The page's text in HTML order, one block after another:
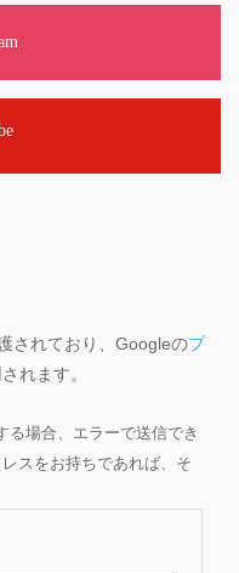
されており、Googleのプ
れます。
場合、エラーで送信でき
スをお持ちであれば、そ